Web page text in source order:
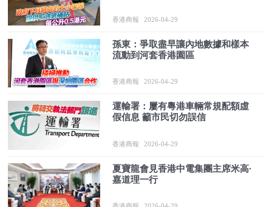
香港商報 2026-04-29
孫東：爭取盡早讓內地數據和樣本
流動到河套香港園區
香港商報 2026-04-29
運輸署：屢有粵港車輛常規配額虛
假信息 籲市民切勿誤信
香港商報 2026-04-29
夏寶龍會見香港中電集團主席米高·
嘉道理一行